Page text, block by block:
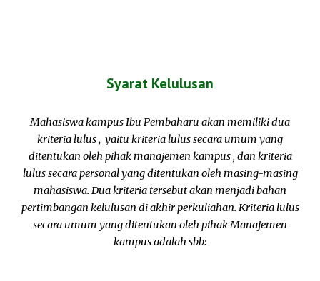
Syarat Kelulusan
Mahasiswa kampus Ibu Pembaharu akan memiliki dua
kriteria lulus , yaitu kriteria lulus secara umum yang
ditentukan oleh pihak manajemen kampus , dan kriteria
lulus secara personal yang ditentukan oleh masing-masing
mahasiswa. Dua kriteria tersebut akan menjadi bahan
pertimbangan kelulusan di akhir perkuliahan. Kriteria lulus
secara umum yang ditentukan oleh pihak Manajemen
kampus adalah sbb: